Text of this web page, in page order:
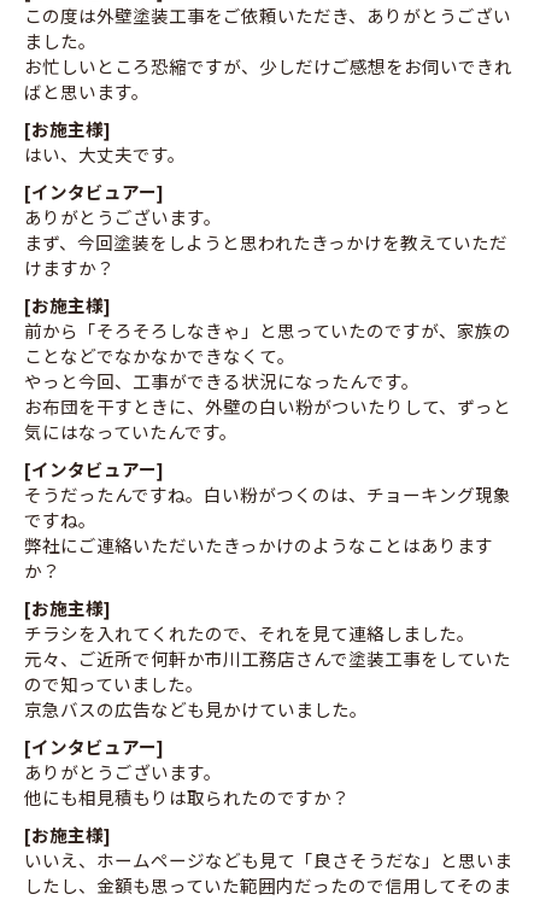
この度は外壁塗装工事をご依頼いただき、ありがとうござい
ました。
お忙しいところ恐縮ですが、少しだけご感想をお伺いできれ
ばと思います。
[お施主様]
はい、大丈夫です。
[インタビュアー]
ありがとうございます。
まず、今回塗装をしようと思われたきっかけを教えていただ
けますか？
[お施主様]
前から「そろそろしなきゃ」と思っていたのですが、家族の
ことなどでなかなかできなくて。
やっと今回、工事ができる状況になったんです。
お布団を干すときに、外壁の白い粉がついたりして、ずっと
気にはなっていたんです。
[インタビュアー]
そうだったんですね。白い粉がつくのは、チョーキング現象
ですね。
弊社にご連絡いただいたきっかけのようなことはあります
か？
[お施主様]
チラシを入れてくれたので、それを見て連絡しました。
元々、ご近所で何軒か市川工務店さんで塗装工事をしていた
ので知っていました。
京急バスの広告なども見かけていました。
[インタビュアー]
ありがとうございます。
他にも相見積もりは取られたのですか？
[お施主様]
いいえ、ホームページなども見て「良さそうだな」と思いま
したし、金額も思っていた範囲内だったので信用してそのま